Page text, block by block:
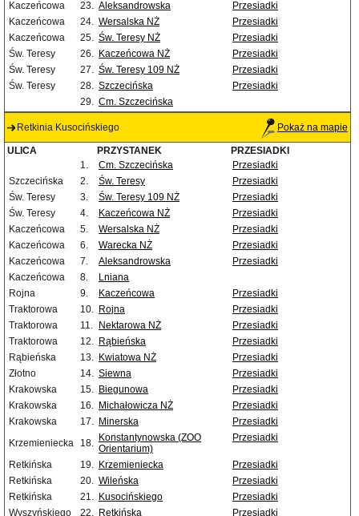
Kaczeńcowa
23. Aleksandrowska
Przesiadki
Kaczeńcowa
24. Wersalska NŻ
Przesiadki
Kaczeńcowa
25. Św. Teresy NŻ
Przesiadki
Św. Teresy
26. Kaczeńcowa NŻ
Przesiadki
Św. Teresy
27. Św. Teresy 109 NŻ
Przesiadki
Św. Teresy
28. Szczecińska
Przesiadki
29. Cm. Szczecińska
Retkinia Kusocińskiego Pokaż na mapie
ULICA PRZYSTANEK
PRZESIADKI
1.
Cm. Szczecińska
Przesiadki
Szczecińska
2. Św. Teresy
Przesiadki
Św. Teresy
3. Św. Teresy 109 NŻ
Przesiadki
Św. Teresy
4. Kaczeńcowa NŻ
Przesiadki
Kaczeńcowa
5. Wersalska NŻ
Przesiadki
Kaczeńcowa
6. Warecka NŻ
Przesiadki
Kaczeńcowa
7. Aleksandrowska
Przesiadki
Kaczeńcowa
8.
Lniana
Rojna
9. Kaczeńcowa
Przesiadki
Traktorowa
10. Rojna
Przesiadki
Traktorowa
11. Nektarowa NŻ
Przesiadki
Traktorowa
12. Rąbieńska
Przesiadki
Rąbieńska
13. Kwiatowa NŻ
Przesiadki
Złotno
14. Siewna
Przesiadki
Krakowska
15. Biegunowa
Przesiadki
Krakowska
16. Michałowicza NŻ
Przesiadki
Krakowska
17. Minerska
Przesiadki
Krzemieniecka
18. Konstantynowska (ZOO
Orientarium)
Przesiadki
Retkińska 19. Krzemieniecka
Przesiadki
Retkińska
20. Wileńska
Przesiadki
Retkińska
21. Kusocińskiego
Przesiadki
Wyszyńskiego
22. Retkińska Przesiadki